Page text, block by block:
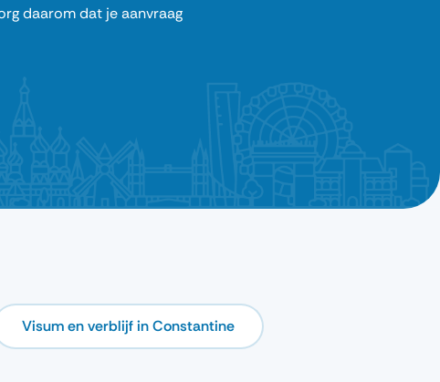
daarom dat je aanvraag
Visum en verblijf in Constantine